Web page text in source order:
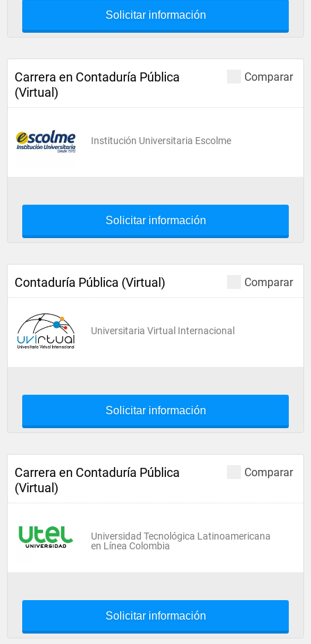
Solicitar información
Comparar
Carrera en Contaduría Pública
(Virtual)
Institución Universitaria Escolme
Solicitar información
Comparar
Contaduría Pública (Virtual)
Universitaria Virtual Internacional
Solicitar información
Comparar
Carrera en Contaduría Pública
(Virtual)
Universidad Tecnológica Latinoamericana
en Línea Colombia
Solicitar información